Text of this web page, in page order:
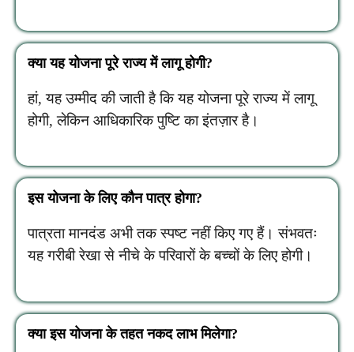
क्या यह योजना पूरे राज्य में लागू होगी?
हां, यह उम्मीद की जाती है कि यह योजना पूरे राज्य में लागू
होगी, लेकिन आधिकारिक पुष्टि का इंतज़ार है।
इस योजना के लिए कौन पात्र होगा?
पात्रता मानदंड अभी तक स्पष्ट नहीं किए गए हैं। संभवतः
यह गरीबी रेखा से नीचे के परिवारों के बच्चों के लिए होगी।
क्या इस योजना के तहत नकद लाभ मिलेगा?